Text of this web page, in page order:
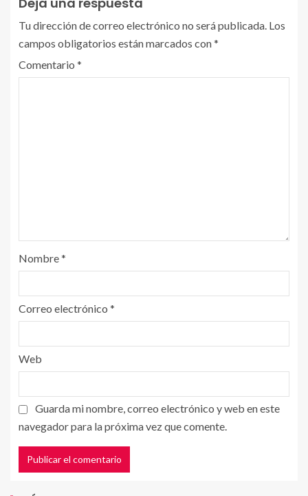
Tu dirección de correo electrónico no será publicada. Los
campos obligatorios están marcados con*
Comentario *
Nombre*
Correo electrónico *
Web
Guarda mi nombre, correo electrónico y web en este
navegador para la próxima vez que comente.